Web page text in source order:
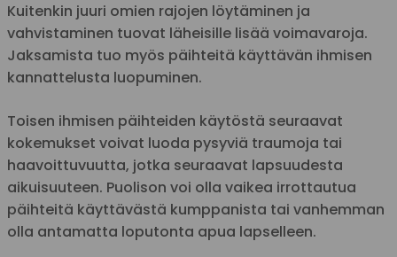
Kuitenkin juuri omien rajojen löytäminen ja
vahvistaminen tuovat läheisille lisää voimavaroja.
Jaksamista tuo myös päihteitä käyttävän ihmisen
kannattelusta luopuminen.
Toisen ihmisen päihteiden käytöstä seuraavat
kokemukset voivat luoda pysyviä traumoja tai
haavoittuvuutta, jotka seuraavat lapsuudesta
aikuisuuteen. Puolison voi olla vaikea irrottautua
päihteitä käyttävästä kumppanista tai vanhemman
olla antamatta loputonta apua lapselleen.